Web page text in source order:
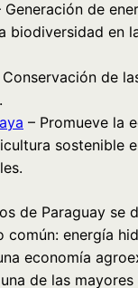
Generación de
biodiversidad en
Conservación de
– Promueve la
sostenible
de Paraguay se
común: energía
economía
de las mayores